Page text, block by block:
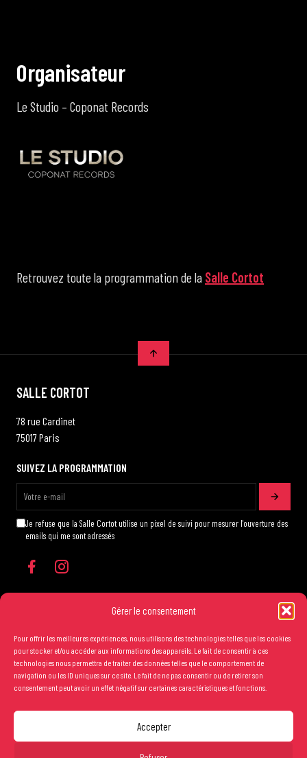
Gérer le consentement
Pour offrir les meilleures expériences, nous utilisons des technologies telles que les cookies
pour stocker et/ou accéder aux informations des appareils. Le fait de consentir à ces
technologies nous permettra de traiter des données telles que le comportement de
navigation ou les ID uniques sur ce site. Le fait de ne pas consentir ou de retirer son
consentement peut avoir un effet négatif sur certaines caractéristiques et fonctions.
Accepter
Organisateur
Le Studio – Coponat Records
Retrouvez toute la programmation de la Salle Cortot
Carré Or : 60€ (Paquet cadeau avec Vinyl, CD et
SALLE CORTOT
78 rue Cardinet
75017 Paris
SUIVEZ LA PROGRAMMATION
Je refuse que la Salle Cortot utilise un pixel de suivi pour mesurer l'ouverture des
emails qui me sont adressés
Les conditions générales de vente
Mentions légales
Crédits
Copyright Salle Cortot © 2025 - Création studio